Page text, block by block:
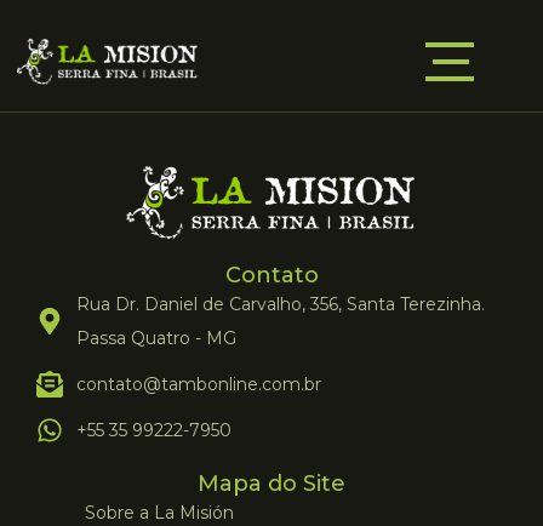
Contato
Rua Dr. Daniel de Carvalho, 356, Santa Terezinha.
Passa Quatro - MG
contato@tambonline.com.br
+55 35 99222-7950
Mapa do Site
Sobre a La Misión